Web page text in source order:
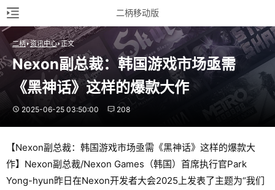
二柄移动版
二柄 资讯中心 正文
Nexon副总裁：韩国游戏市场亟需
《黑神话》这样的爆款大作
2025-06-25 03:50:00 208
【Nexon副总裁：韩国游戏市场亟需《黑神话》这样的爆款大
作】Nexon副总裁/Nexon Games（韩国）首席执行官Park
Yong-hyun昨日在Nexon开发者大会2025上发表了主题为“我们